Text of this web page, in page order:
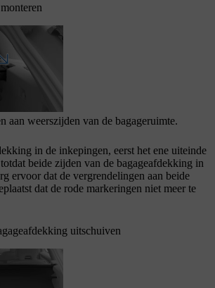
aan weerszijden van de bagageruimte.
in de inkepingen, eerst het ene uiteinde
beide zijden van de bagageafdekking in
ervoor dat de vergrendelingen aan beide
dat de rode markeringen niet meer te
uitschuiven